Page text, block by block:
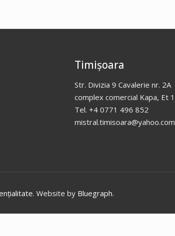
Timișoara
Str. Divizia 9 Cavalerie nr. 2A
complex comercial Kapa, Et 1
Tel. +4 0771 496 852
mistral.timisoara@yahoo.com
. Website by Bluegraph.